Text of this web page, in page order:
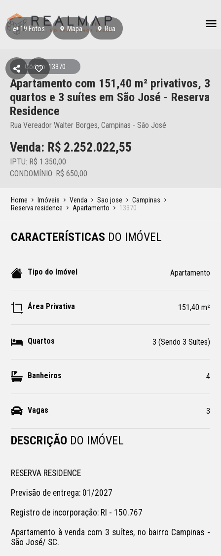
19 Fotos Mapa Rua
Código: 13370
Apartamento com 151,40 m² privativos, 3
quartos e 3 suítes em São José - Reserva
Residence
Rua Vereador Walter Borges, Campinas - São José
Venda: R$ 2.252.022,55
IPTU: R$ 1.350,00
CONDOMÍNIO: R$ 650,00
Home Imóveis Venda Sao jose
Campinas
Reserva residence
Apartamento 13370
CARACTERÍSTICAS DO IMÓVEL
Tipo do Imóvel Apartamento
Área Privativa 151,40 m²
Quartos 3 (Sendo 3 Suítes)
Banheiros 4
Vagas 3
DESCRIÇÃO DO IMÓVEL
RESERVA RESIDENCE
Previsão de entrega: 01/2027
Registro de incorporação: RI - 150.767
Apartamento à venda com 3 suítes, no bairro Campinas -
São José/ SC.